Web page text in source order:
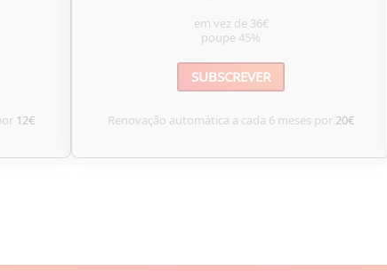
12€
em vez de 36€
poupe45%
SUBSCREVER
Renovação automática a cada 6 meses por20€